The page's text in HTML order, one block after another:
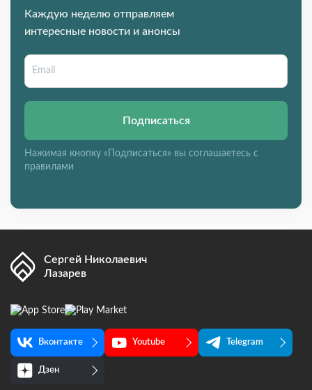
Каждую неделю отправляем
интересные новости и анонсы
Подписаться
Нажимая кнопку «Подписаться» вы соглашаетесь с
правилами
Сергей Николаевич
Лазарев
Вконтакте Youtube Telegram
Дзен